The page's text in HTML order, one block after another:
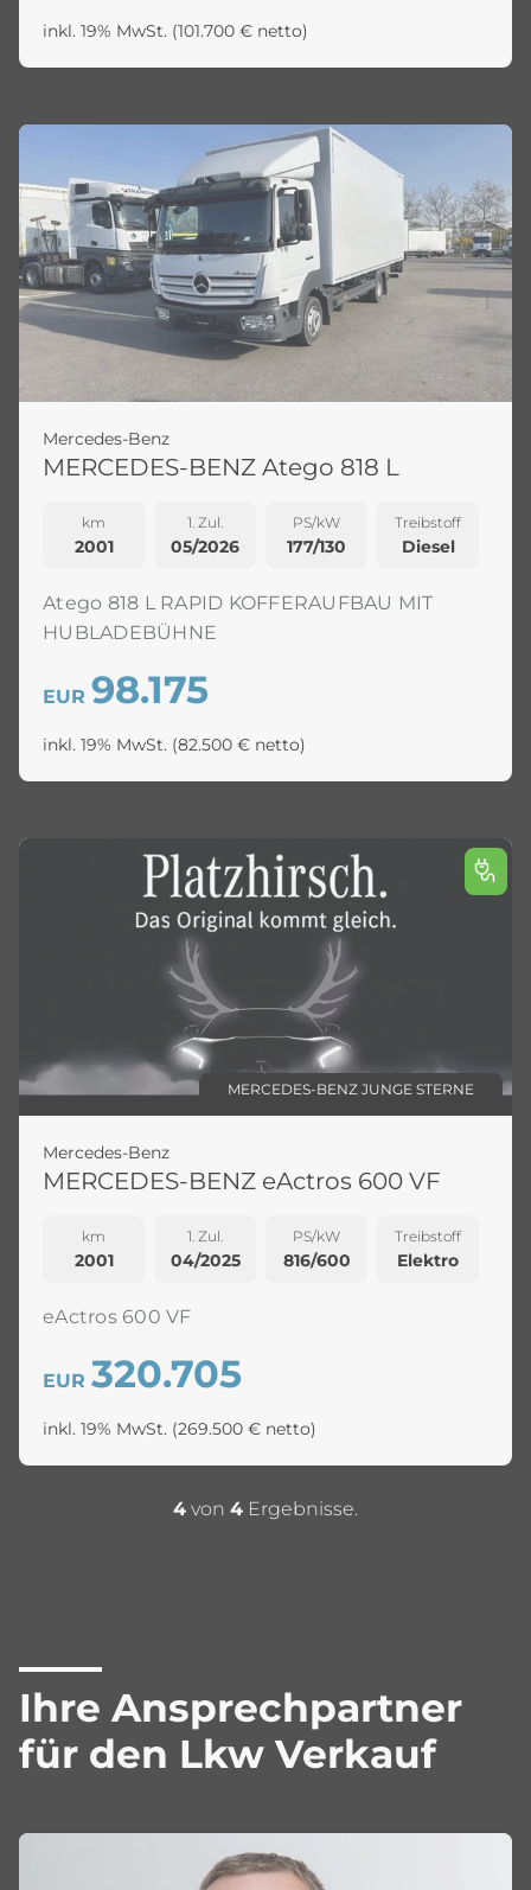
inkl. 19% MwSt. (101.700 € netto)
Mercedes-Benz
MERCEDES-BENZ Atego 818 L
km
2001
1. Zul.
05/2026
PS/kW
177/130
Treibstoff
Diesel
Atego 818 L RAPID KOFFERAUFBAU MIT
HUBLADEBÜHNE
EUR 98.175
inkl. 19% MwSt. (82.500 € netto)
MERCEDES-BENZ JUNGE STERNE
Mercedes-Benz
MERCEDES-BENZ eActros 600 VF
km
2001
1. Zul.
04/2025
PS/kW
816/600
Treibstoff
Elektro
eActros 600 VF
EUR 320.705
inkl. 19% MwSt. (269.500 € netto)
4 von 4 Ergebnisse.
Ihre Ansprechpartner
für den Lkw Verkauf